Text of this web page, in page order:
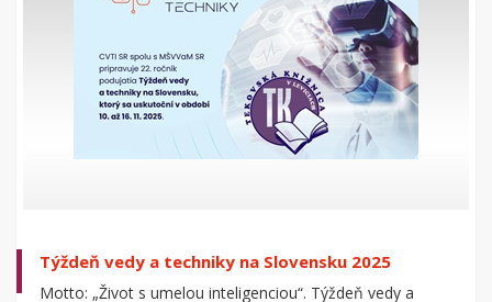
Týždeň vedy a techniky na Slovensku 2025
Motto: „Život s umelou inteligenciou“. Týždeň vedy a